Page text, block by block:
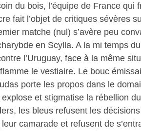
du bois, l’équipe de France qui
fait l’objet de critiques sévères
matche (nul) s’avère peu
en Scylla. A la mi temps
l’Uruguay, face à la même
le vestiaire. Le bouc
porte les propos dans le
et stigmatise la rébellion
les bleus refusent les décisions
leur camarade et refusent de